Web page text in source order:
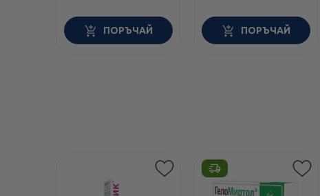
ПОРЪЧАЙ ПОРЪЧАЙ